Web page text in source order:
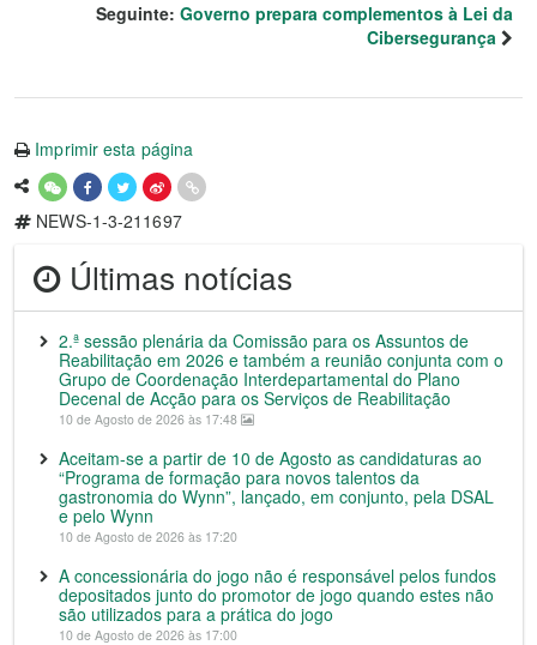
Seguinte: Governo prepara complementos à Lei da
Cibersegurança
Imprimir esta página
NEWS-1-3-211697
Últimas notícias
2.ª sessão plenária da Comissão para os Assuntos de
Reabilitação em 2026 e também a reunião conjunta com o
Grupo de Coordenação Interdepartamental do Plano
Decenal de Acção para os Serviços de Reabilitação
10 de Agosto de 2026 às 17:48
Aceitam-se a partir de 10 de Agosto as candidaturas ao
“Programa de formação para novos talentos da
gastronomia do Wynn”, lançado, em conjunto, pela DSAL
e pelo Wynn
10 de Agosto de 2026 às 17:20
A concessionária do jogo não é responsável pelos fundos
depositados junto do promotor de jogo quando estes não
são utilizados para a prática do jogo
10 de Agosto de 2026 às 17:00